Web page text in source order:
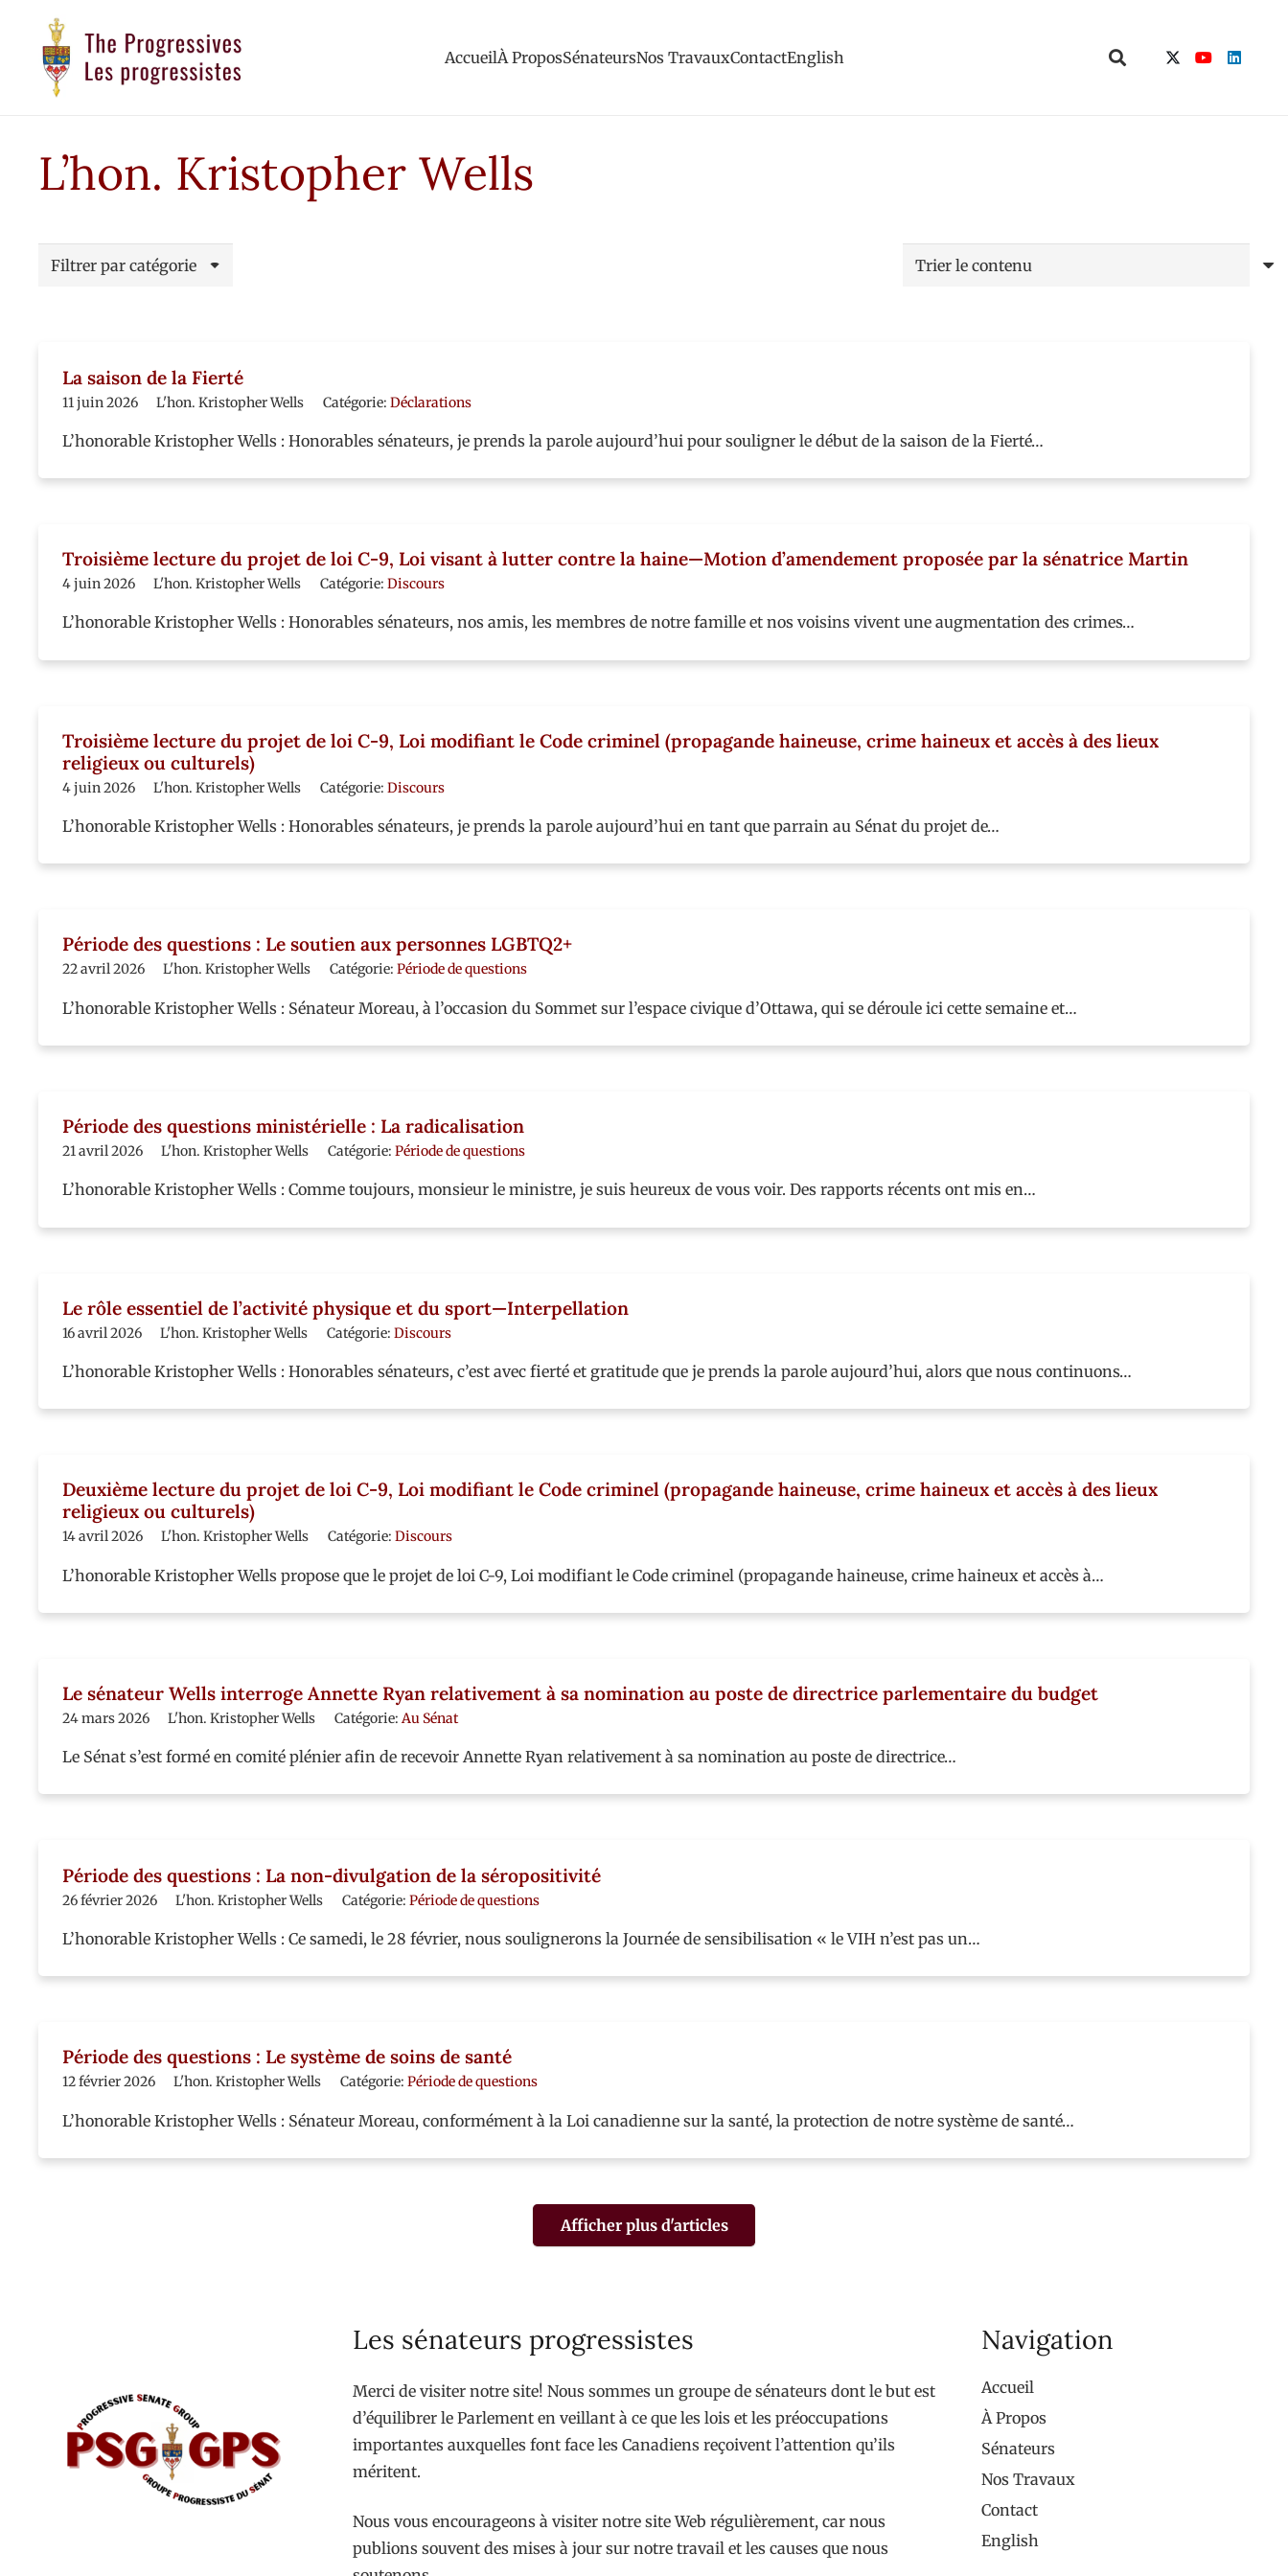
AccueilÀ ProposSénateursNos TravauxContactEnglish
L’hon. Kristopher Wells
Filtrer par catégorie
La saison de la Fierté
11 juin 2026 L'hon. Kristopher Wells Catégorie: Déclarations
L’honorable Kristopher Wells : Honorables sénateurs, je prends la parole aujourd’hui pour souligner le début de la saison de la Fierté…
Troisième lecture du projet de loi C-9, Loi visant à lutter contre la haine—Motion d’amendement proposée par la sénatrice Martin
4 juin 2026 L'hon. Kristopher Wells Catégorie: Discours
L’honorable Kristopher Wells : Honorables sénateurs, nos amis, les membres de notre famille et nos voisins vivent une augmentation des crimes…
Troisième lecture du projet de loi C-9, Loi modifiant le Code criminel (propagande haineuse, crime haineux et accès à des lieux
religieux ou culturels)
4 juin 2026 L'hon. Kristopher Wells Catégorie: Discours
L’honorable Kristopher Wells : Honorables sénateurs, je prends la parole aujourd’hui en tant que parrain au Sénat du projet de…
Période des questions : Le soutien aux personnes LGBTQ2+
22 avril 2026 L'hon. Kristopher Wells Catégorie: Période de questions
L’honorable Kristopher Wells : Sénateur Moreau, à l’occasion du Sommet sur l’espace civique d’Ottawa, qui se déroule ici cette semaine et…
Période des questions ministérielle : La radicalisation
21 avril 2026 L'hon. Kristopher Wells Catégorie: Période de questions
L’honorable Kristopher Wells : Comme toujours, monsieur le ministre, je suis heureux de vous voir. Des rapports récents ont mis en…
Le rôle essentiel de l’activité physique et du sport—Interpellation
16 avril 2026 L'hon. Kristopher Wells Catégorie: Discours
L’honorable Kristopher Wells : Honorables sénateurs, c’est avec fierté et gratitude que je prends la parole aujourd’hui, alors que nous continuons…
Deuxième lecture du projet de loi C-9, Loi modifiant le Code criminel (propagande haineuse, crime haineux et accès à des lieux
religieux ou culturels)
14 avril 2026 L'hon. Kristopher Wells Catégorie: Discours
L’honorable Kristopher Wells propose que le projet de loi C-9, Loi modifiant le Code criminel (propagande haineuse, crime haineux et accès à…
Le sénateur Wells interroge Annette Ryan relativement à sa nomination au poste de directrice parlementaire du budget
24 mars 2026 L'hon. Kristopher Wells Catégorie: Au Sénat
Le Sénat s’est formé en comité plénier afin de recevoir Annette Ryan relativement à sa nomination au poste de directrice…
Période des questions : La non-divulgation de la séropositivité
26 février 2026 L'hon. Kristopher Wells Catégorie: Période de questions
L’honorable Kristopher Wells : Ce samedi, le 28 février, nous soulignerons la Journée de sensibilisation « le VIH n’est pas un…
Période des questions : Le système de soins de santé
12 février 2026 L'hon. Kristopher Wells Catégorie: Période de questions
L’honorable Kristopher Wells : Sénateur Moreau, conformément à la Loi canadienne sur la santé, la protection de notre système de santé…
Afficher plus d'articles
Les sénateurs progressistes
Merci de visiter notre site! Nous sommes un groupe de sénateurs dont le but est
d’équilibrer le Parlement en veillant à ce que les lois et les préoccupations
importantes auxquelles font face les Canadiens reçoivent l’attention qu’ils
méritent.
Nous vous encourageons à visiter notre site Web régulièrement, car nous
publions souvent des mises à jour sur notre travail et les causes que nous
Navigation
Accueil
À Propos
Sénateurs
Nos Travaux
Contact
English